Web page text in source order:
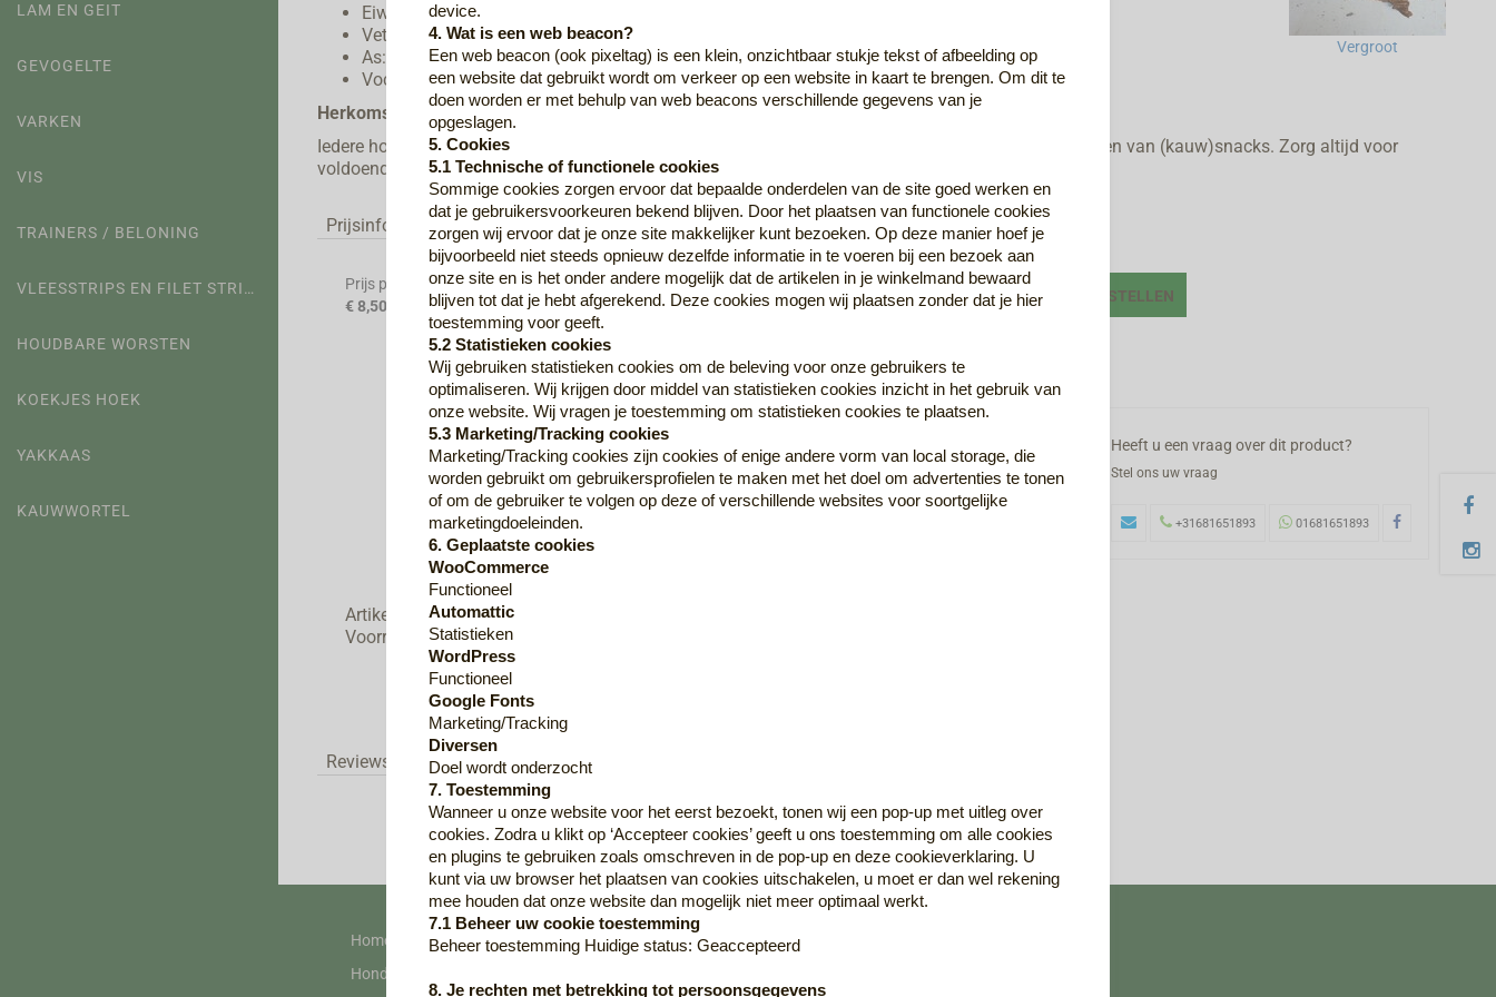
LAM EN GEIT
GEVOGELTE
VARKEN
VIS
TRAINERS / BELONING
VLEESSTRIPS EN FILET STRIPS
HOUDBARE WORSTEN
KOEKJES HOEK
YAKKAAS
KAUWWORTEL
Vergroot
Eiwit:42,6%
Vet:14,4%
As:24,7%
Vocht:12,1%
Herkomst:
Paard / EU
Iedere hond heeft zijn of haar eigen kauwgedrag. Houd daarom altijd uw hond in de gaten bij het geven van (kauw)snacks. Zorg altijd voor
voldoende vers drinkwater voor de hond.
Prijsinformatie:
Prijs per :
€ 8,50
Aantal: BESTELLEN
Heeft u een vraag over dit product?
Stel ons uw vraag
+31681651893 01681651893
Artikelnummer
Voorraad
Reviews
Geen reviews gevonden.
Homepagina
Hondensnacks
Categorieën
De donaties gaan tengoede van een dierenpensioen, assiel of opvang
voor huisdieren.
Met vriendelijke groet,
Robert & Linda
Nee Ja
device.
4. Wat is een web beacon?
Een web beacon (ook pixeltag) is een klein, onzichtbaar stukje tekst of afbeelding op
een website dat gebruikt wordt om verkeer op een website in kaart te brengen. Om dit te
doen worden er met behulp van web beacons verschillende gegevens van je
opgeslagen.
5. Cookies
5.1 Technische of functionele cookies
Sommige cookies zorgen ervoor dat bepaalde onderdelen van de site goed werken en
dat je gebruikersvoorkeuren bekend blijven. Door het plaatsen van functionele cookies
zorgen wij ervoor dat je onze site makkelijker kunt bezoeken. Op deze manier hoef je
bijvoorbeeld niet steeds opnieuw dezelfde informatie in te voeren bij een bezoek aan
onze site en is het onder andere mogelijk dat de artikelen in je winkelmand bewaard
blijven tot dat je hebt afgerekend. Deze cookies mogen wij plaatsen zonder dat je hier
toestemming voor geeft.
5.2 Statistieken cookies
Wij gebruiken statistieken cookies om de beleving voor onze gebruikers te
optimaliseren. Wij krijgen door middel van statistieken cookies inzicht in het gebruik van
onze website. Wij vragen je toestemming om statistieken cookies te plaatsen.
5.3 Marketing/Tracking cookies
Marketing/Tracking cookies zijn cookies of enige andere vorm van local storage, die
worden gebruikt om gebruikersprofielen te maken met het doel om advertenties te tonen
of om de gebruiker te volgen op deze of verschillende websites voor soortgelijke
marketingdoeleinden.
6. Geplaatste cookies
WooCommerce
Functioneel
Automattic
Statistieken
WordPress
Functioneel
Google Fonts
Marketing/Tracking
Diversen
Doel wordt onderzocht
7. Toestemming
Wanneer u onze website voor het eerst bezoekt, tonen wij een pop-up met uitleg over
cookies. Zodra u klikt op ‘Accepteer cookies’ geeft u ons toestemming om alle cookies
en plugins te gebruiken zoals omschreven in de pop-up en deze cookieverklaring. U
kunt via uw browser het plaatsen van cookies uitschakelen, u moet er dan wel rekening
mee houden dat onze website dan mogelijk niet meer optimaal werkt.
7.1 Beheer uw cookie toestemming
Beheer toestemming Huidige status: Geaccepteerd
8. Je rechten met betrekking tot persoonsgegevens